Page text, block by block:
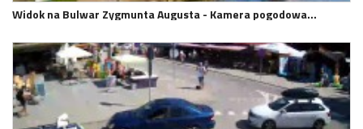
Widok na Bulwar Zygmunta Augusta - Kamera pogodowa…